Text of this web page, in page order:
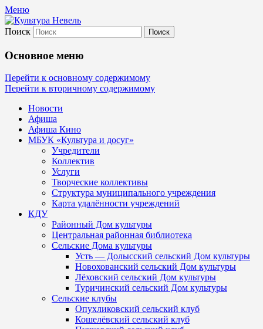
Меню
Культура Невель
МБУК Невельского района "Культура
и досуг"
Поиск
Основное меню
Перейти к основному содержимому
Перейти к вторичному содержимому
Новости
Афиша
Афиша Кино
МБУК «Культура и досуг»
Учредители
Коллектив
Услуги
Творческие коллективы
Структура муниципального учреждения
Карта удалённости учреждений
КДУ
Районный Дом культуры
Центральная районная библиотека
Сельские Дома культуры
Усть — Долысский сельский Дом культуры
Новохованский сельский Дом культуры
Лёховский сельский Дом культуры
Туричинский сельский Дом культуры
Сельские клубы
Опухликовский сельский клуб
Кошелёвский сельский клуб